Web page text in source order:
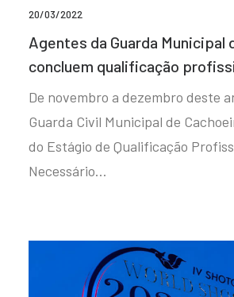
20/03/2022
Agentes da Guarda Municipal
concluem qualificação
De novembro a dezembro deste
Guarda Civil Municipal de
do Estágio de Qualificação
Necessário…